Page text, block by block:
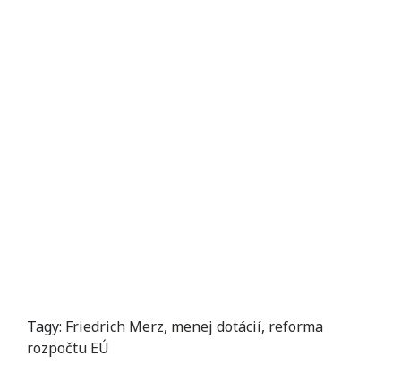
Tagy: Friedrich Merz, menej dotácií, reforma
rozpočtu EÚ